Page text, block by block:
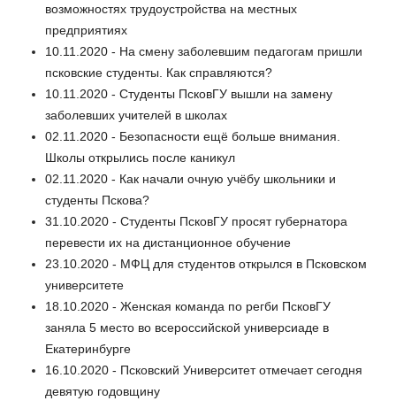
возможностях трудоустройства на местных
предприятиях
10.11.2020 - На смену заболевшим педагогам пришли
псковские студенты. Как справляются?
10.11.2020 - Студенты ПсковГУ вышли на замену
заболевших учителей в школах
02.11.2020 - Безопасности ещё больше внимания.
Школы открылись после каникул
02.11.2020 - Как начали очную учёбу школьники и
студенты Пскова?
31.10.2020 - Студенты ПсковГУ просят губернатора
перевести их на дистанционное обучение
23.10.2020 - МФЦ для студентов открылся в Псковском
университете
18.10.2020 - Женская команда по регби ПсковГУ
заняла 5 место во всероссийской универсиаде в
Екатеринбурге
16.10.2020 - Псковский Университет отмечает сегодня
девятую годовщину